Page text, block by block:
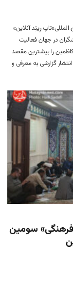
رِیتِد آنلاین»
در جهان فعالیت
را بیشترین مقصد
گزارشی به معرفی و
سومین